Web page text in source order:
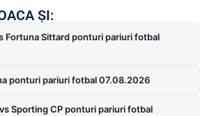
ȘI:
Fortuna Sittard ponturi pariuri fotbal
ponturi pariuri fotbal 07.08.2026
Sporting CP ponturi pariuri fotbal